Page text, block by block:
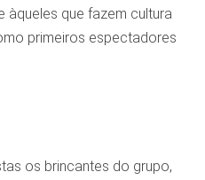
àqueles que fazem cultura
primeiros espectadores
os brincantes do grupo,